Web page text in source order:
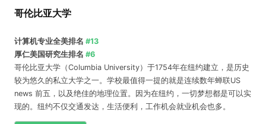
哥伦比亚大学
计算机专业全美排名 #13
厚仁美国研究生排名 #6
哥伦比亚大学（Columbia University）于1754年在纽约建立，是历史
较为悠久的私立大学之一。学校最值得一提的就是连续数年蝉联US
news 前五，以及绝佳的地理位置。因为在纽约，一切梦想都是可以实
现的。纽约不仅交通发达，生活便利，工作机会就业机会也多。